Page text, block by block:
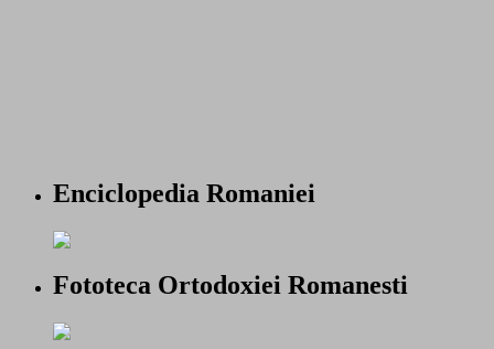
Enciclopedia Romaniei
Fototeca Ortodoxiei Romanesti